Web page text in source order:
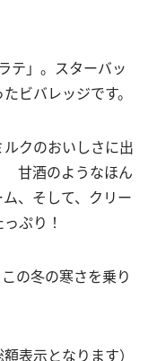
テ」。スターバッ
ビバレッジです。
クのおいしさに出
甘酒のようなほん
、そして、クリー
ぷり！
の冬の寒さを乗り
表示となります）